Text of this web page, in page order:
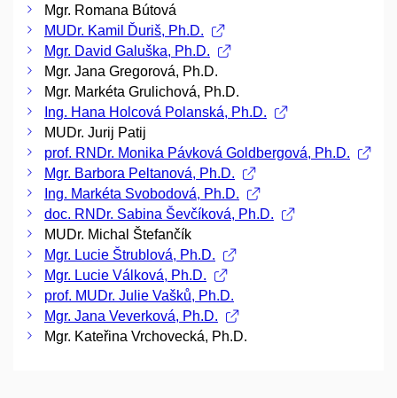
Mgr. Romana Bútová
MUDr. Kamil Ďuriš, Ph.D.
Mgr. David Galuška, Ph.D.
Mgr. Jana Gregorová, Ph.D.
Mgr. Markéta Grulichová, Ph.D.
Ing. Hana Holcová Polanská, Ph.D.
MUDr. Jurij Patij
prof. RNDr. Monika Pávková Goldbergová, Ph.D.
Mgr. Barbora Peltanová, Ph.D.
Ing. Markéta Svobodová, Ph.D.
doc. RNDr. Sabina Ševčíková, Ph.D.
MUDr. Michal Štefančík
Mgr. Lucie Štrublová, Ph.D.
Mgr. Lucie Válková, Ph.D.
prof. MUDr. Julie Vašků, Ph.D.
Mgr. Jana Veverková, Ph.D.
Mgr. Kateřina Vrchovecká, Ph.D.